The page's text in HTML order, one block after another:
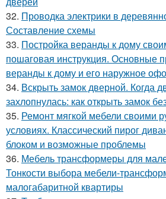
32. Проводка электрики в
Составление схемы
33. Постройка веранды к дому
пошаговая инструкция. Основные
веранды к дому и его наружное
34. Вскрыть замок дверной. Когда
захлопнулась: как открыть замок
35. Ремонт мягкой мебели своими
условиях. Классический пирог
блоком и возможные проблемы
36. Мебель трансформеры для
Тонкости выбора мебели-
малогабаритной квартиры